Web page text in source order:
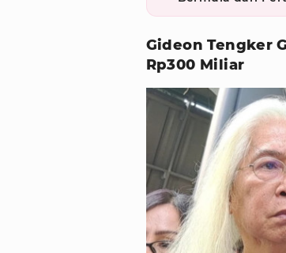
Gideon Tengker
Rp300 Miliar